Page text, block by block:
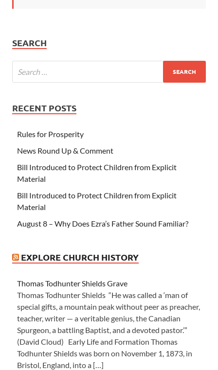
SEARCH
RECENT POSTS
Rules for Prosperity
News Round Up & Comment
Bill Introduced to Protect Children from Explicit
Material
Bill Introduced to Protect Children from Explicit
Material
August 8 – Why Does Ezra’s Father Sound Familiar?
EXPLORE CHURCH HISTORY
Thomas Todhunter Shields Grave
Thomas Todhunter Shields “He was called a ‘man of
special gifts, a mountain peak without peer as preacher,
teacher, writer — a veritable genius, the Canadian
Spurgeon, a battling Baptist, and a devoted pastor.’”
(David Cloud) Early Life and Formation Thomas
Todhunter Shields was born on November 1, 1873, in
Bristol, England, into a […]